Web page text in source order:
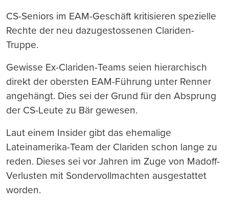
CS-Seniors im EAM-Geschäft kritisieren spezielle
Rechte der neu dazugestossenen Clariden-
Truppe.
Gewisse Ex-Clariden-Teams seien hierarchisch
direkt der obersten EAM-Führung unter Renner
angehängt. Dies sei der Grund für den Absprung
der CS-Leute zu Bär gewesen.
Laut einem Insider gibt das ehemalige
Lateinamerika-Team der Clariden schon lange zu
reden. Dieses sei vor Jahren im Zuge von Madoff-
Verlusten mit Sondervollmachten ausgestattet
worden.